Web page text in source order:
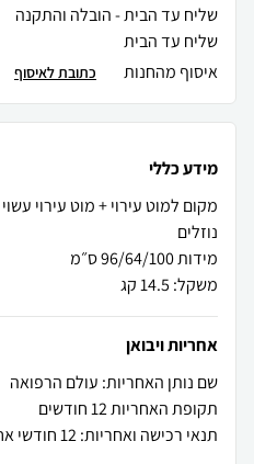
שליח עד הבית - הובלה והתקנה
שליח עד הבית
איסוף מהחנות
כתובת לאיסוף
מידע כללי
מקום למוט עירוי + מוט עירוי
משקל: 14.5 קג
אחריות ויבואן
שם נותן האחריות: עולם הרפואה
תקופת האחריות 12 חודשים
תנאי רכישה ואחריות: 12 חודשי אחריות לטיב המוצר